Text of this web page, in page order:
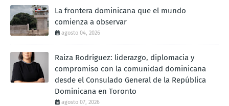
La frontera dominicana que el mundo
comienza a observar
agosto 04, 2026
Raiza Rodríguez: liderazgo, diplomacia y
compromiso con la comunidad dominicana
desde el Consulado General de la República
Dominicana en Toronto
agosto 07, 2026